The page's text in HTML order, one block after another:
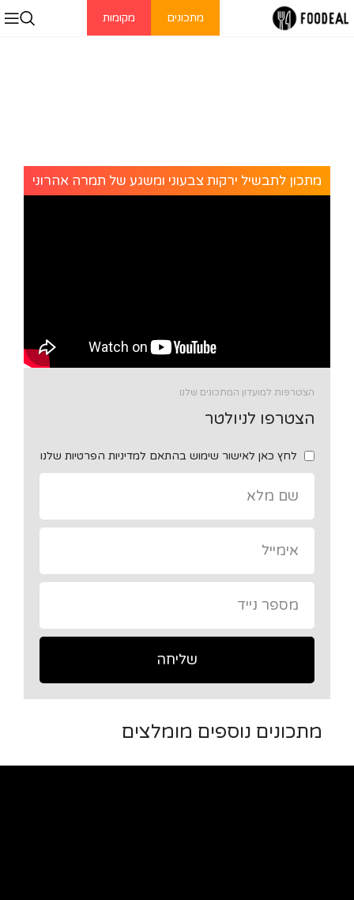
מתכונים מקומות
מתכון לתבשיל ירקות צבעוני ומשגע של תמרה אהרוני
הצטרפות למועדון המתכונים שלנו
הצטרפו לניולטר
לחץ כאן לאישור שימוש בהתאם למדיניות הפרטיות שלנו
שליחה
מתכונים נוספים מומלצים